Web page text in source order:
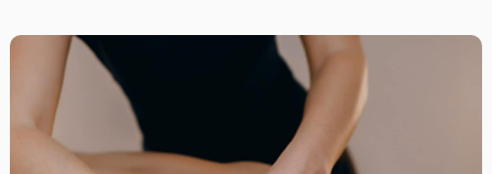
Pris:9 500 kr
Sted: Bærum
Varighet:3 dager
Språk:
Norsk
Adresse